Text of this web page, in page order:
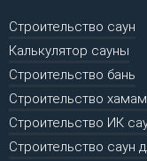
Строительство саун
Калькулятор сауны
Строительство бань
Строительство
Строительство ИК
Строительство саун